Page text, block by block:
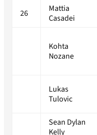
26
Mattia
Casadei
Kohta
Nozane
Lukas
Tulovic
Sean Dylan
Kelly